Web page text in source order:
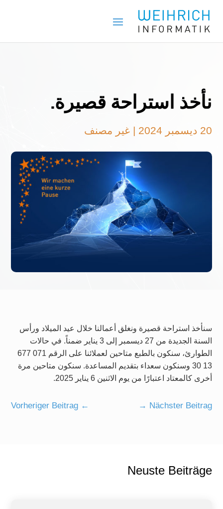
نأخذ استراحة قصيرة.
20 ديسمبر 2024 |غير مصنف
سنأخذ استراحة قصيرة ونغلق أعمالنا خلال عيد الميلاد ورأس
السنة الجديدة من 27 ديسمبر إلى 3 يناير ضمناً. في حالات
الطوارئ، سنكون بالطبع متاحين لعملائنا على الرقم 071 677
13 30 وسنكون سعداء بتقديم المساعدة. سنكون متاحين مرة
أخرى كالمعتاد اعتبارًا من يوم الاثنين 6 يناير 2025.
←
Vorheriger Beitrag Nächster Beitrag
→
Neuste Beiträge